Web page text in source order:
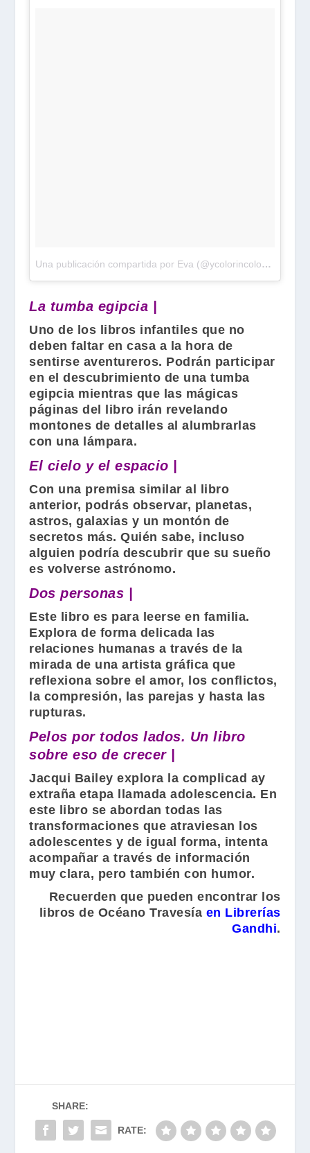
Una publicación compartida por Eva (@ycolorincolorado_)
La tumba egipcia |
Uno de los libros infantiles que no
deben faltar en casa a la hora de
sentirse aventureros. Podrán participar
en el descubrimiento de una tumba
egipcia mientras que las mágicas
páginas del libro irán revelando
montones de detalles al alumbrarlas
con una lámpara.
El cielo y el espacio |
Con una premisa similar al libro
anterior, podrás observar, planetas,
astros, galaxias y un montón de
secretos más. Quién sabe, incluso
alguien podría descubrir que su sueño
es volverse astrónomo.
Dos personas |
Este libro es para leerse en familia.
Explora de forma delicada las
relaciones humanas a través de la
mirada de una artista gráfica que
reflexiona sobre el amor, los conflictos,
la compresión, las parejas y hasta las
rupturas.
Pelos por todos lados. Un libro
sobre eso de crecer |
Jacqui Bailey explora la complicad ay
extraña etapa llamada adolescencia. En
este libro se abordan todas las
transformaciones que atraviesan los
adolescentes y de igual forma, intenta
acompañar a través de información
muy clara, pero también con humor.
Recuerden que pueden encontrar los
libros de Océano Travesía en Librerías
Gandhi.
SHARE:
RATE: